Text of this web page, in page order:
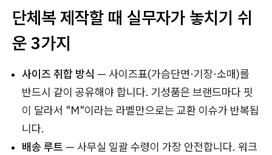
단체복 제작할 때 실무자가 놓치기 쉬
운 3가지
사이즈 취합 방식 — 사이즈표(가슴단면·기장·소매)를
반드시 같이 공유해야 합니다. 기성품은 브랜드마다 핏
이 달라서 "M"이라는 라벨만으로는 교환 이슈가 반복됩
니다.
배송 루트 — 사무실 일괄 수령이 가장 안전합니다. 워크